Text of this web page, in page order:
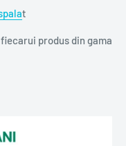
t
produs din gama